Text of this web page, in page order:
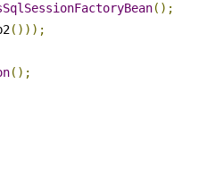
();
()));
();